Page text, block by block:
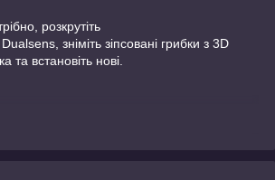
розкрутіть
зніміть зіпсовані грибки з 3D
та встановіть нові.